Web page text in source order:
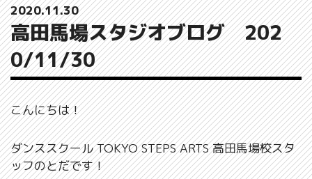
2020.11.30
高田馬場スタジオブログ 202
0/11/30
こんにちは！
ダンススクール TOKYO STEPS ARTS 高田馬場校スタ
ッフのとだです！